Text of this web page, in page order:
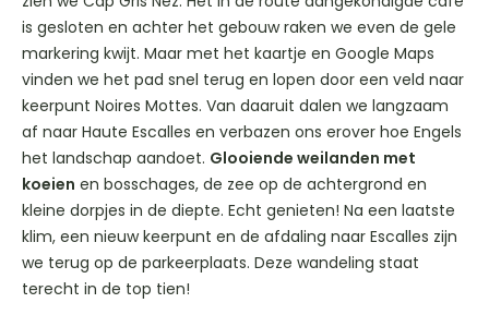
is gesloten en achter het gebouw raken we even de gele
markering kwijt. Maar met het kaartje en Google Maps
vinden we het pad snel terug en lopen door een veld naar
keerpunt Noires Mottes. Van daaruit dalen we langzaam
af naar Haute Escalles en verbazen ons erover hoe Engels
het landschap aandoet. Glooiende weilanden met
koeien en bosschages, de zee op de achtergrond en
kleine dorpjes in de diepte. Echt genieten! Na een laatste
klim, een nieuw keerpunt en de afdaling naar Escalles zijn
we terug op de parkeerplaats. Deze wandeling staat
terecht in de top tien!